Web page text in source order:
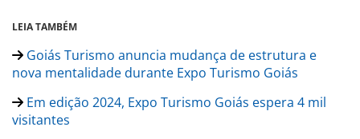
LEIA TAMBÉM
Goiás Turismo anuncia mudança de estrutura e
nova mentalidade durante Expo Turismo Goiás
Em edição 2024, Expo Turismo Goiás espera 4 mil
visitantes